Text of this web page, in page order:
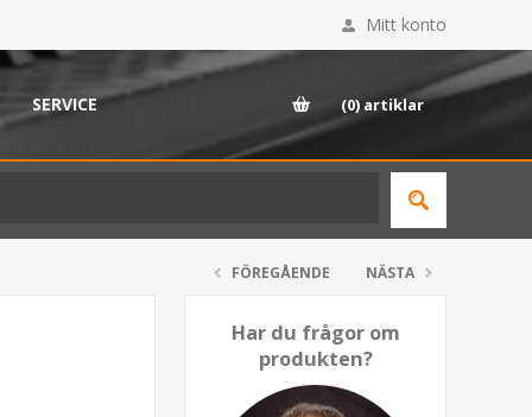
Mitt konto
SERVICE (0) artiklar
FÖREGÅENDE NÄSTA
Har du frågor om
produkten?